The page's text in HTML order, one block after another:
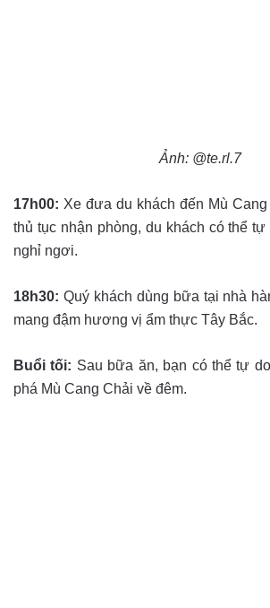
Ảnh: @te.rl.7
17h00: Xe đưa du khách đến Mù
thủ tục nhận phòng, du khách có thể
nghỉ ngơi.
18h30: Quý khách dùng bữa tại nhà
mang đậm hương vị ẩm thực Tây Bắc.
Buổi tối: Sau bữa ăn, bạn có thể tự
phá Mù Cang Chải về đêm.